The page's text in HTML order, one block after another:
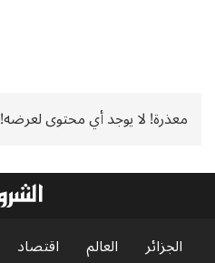
معذرة! لا يوجد أي محتوى لعرضه!
الجزائر العالم اقتصاد